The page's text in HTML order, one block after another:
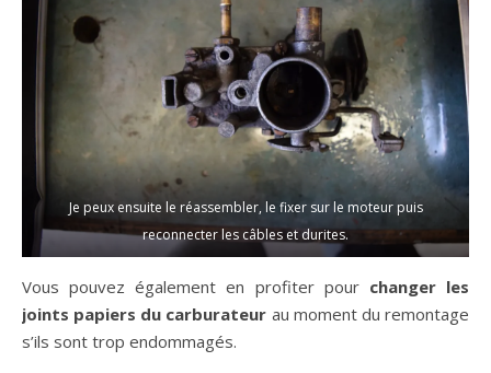
Je peux ensuite le réassembler, le fixer sur le moteur puis
reconnecter les câbles et durites.
Vous pouvez également en profiter pourchanger les
joints papiers du carburateur au moment du remontage
s’ils sont trop endommagés.